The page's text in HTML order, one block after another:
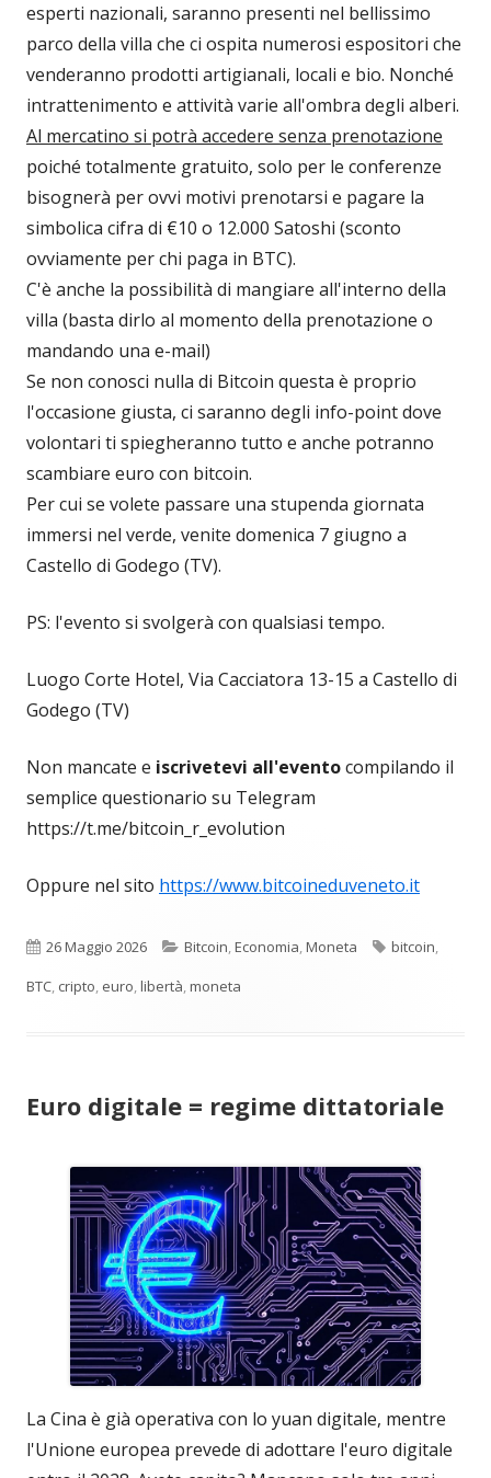
esperti nazionali, saranno presenti nel bellissimo
parco della villa che ci ospita numerosi espositori che
venderanno prodotti artigianali, locali e bio. Nonché
intrattenimento e attività varie all'ombra degli alberi.
Al mercatino si potrà accedere senza prenotazione
poiché totalmente gratuito, solo per le conferenze
bisognerà per ovvi motivi prenotarsi e pagare la
simbolica cifra di €10 o 12.000 Satoshi (sconto
ovviamente per chi paga in BTC).
C'è anche la possibilità di mangiare all'interno della
villa (basta dirlo al momento della prenotazione o
mandando una e-mail)
Se non conosci nulla di Bitcoin questa è proprio
l'occasione giusta, ci saranno degli info-point dove
volontari ti spiegheranno tutto e anche potranno
scambiare euro con bitcoin.
Per cui se volete passare una stupenda giornata
immersi nel verde, venite domenica 7 giugno a
Castello di Godego (TV).
PS: l'evento si svolgerà con qualsiasi tempo.
Luogo Corte Hotel, Via Cacciatora 13-15 a Castello di
Godego (TV)
Non mancate e iscrivetevi all'eventocompilando il
semplice questionario su Telegram
https://t.me/bitcoin_r_evolution
Oppure nel sito https://www.bitcoineduveneto.it
Pubblicato
26 Maggio 2026 Categorie
Bitcoin,Economia,Moneta Tag
bitcoin,
BTC, cripto, euro,libertà,moneta
Euro digitale = regime dittatoriale
La Cina è già operativa con lo yuan digitale, mentre
l'Unione europea prevede di adottare l'euro digitale